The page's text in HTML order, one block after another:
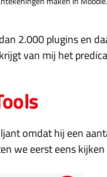
2.000 plugins en
van mij het
omdat hij een
we eerst eens